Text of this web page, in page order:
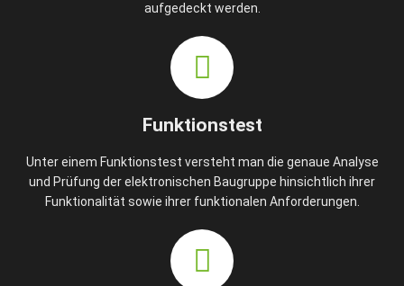
aufgedeckt werden.
Funktionstest
Unter einem Funktionstest versteht man die genaue Analyse
und Prüfung der elektronischen Baugruppe hinsichtlich ihrer
Funktionalität sowie ihrer funktionalen Anforderungen.